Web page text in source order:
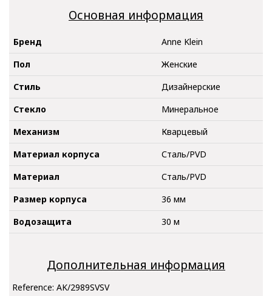
Основная информация
Бренд
Anne Klein
Пол
Женские
Стиль
Дизайнерские
Стекло
Минеральное
Механизм
Кварцевый
Материал корпуса
Сталь/PVD
Материал
Сталь/PVD
Размер корпуса
36 мм
Водозащита
30 м
Дополнительная информация
Reference: AK/2989SVSV